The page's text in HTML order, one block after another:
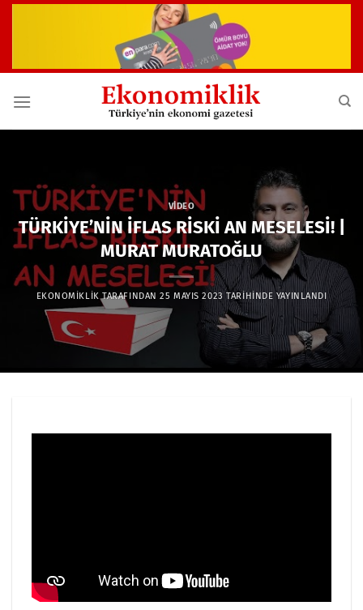
VIDEO
TÜRKİYE’NİN İFLAS RİSKİ AN MESELESİ! |
MURAT MURATOĞLU
EKONOMIKLIKTARAFINDAN 25 MAYIS 2023 TARIHINDE YAYINLANDI